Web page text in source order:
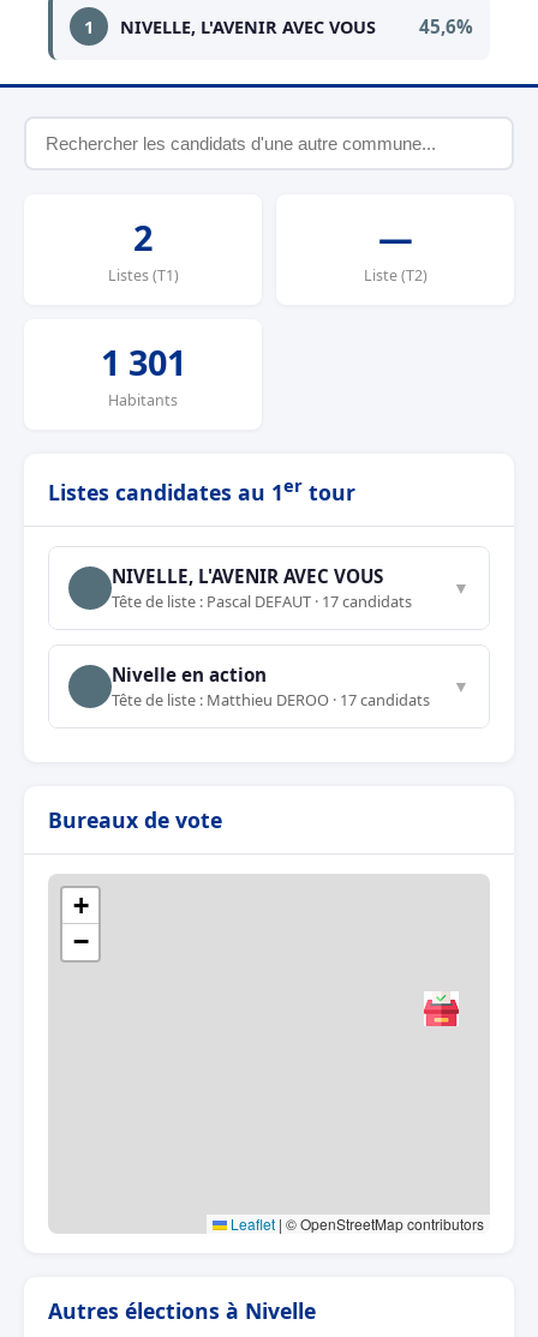
1 NIVELLE, L'AVENIR AVEC VOUS 45,6%
2
Listes (T1)
—
Liste (T2)
1 301
Habitants
Listes candidates au 1er tour
NIVELLE, L'AVENIR AVEC VOUS
Tête de liste : Pascal DEFAUT · 17 candidats
▼
Nivelle en action
Tête de liste : Matthieu DEROO · 17 candidats
▼
Bureaux de vote
+
−
Leaflet | © OpenStreetMap contributors
Autres élections à Nivelle